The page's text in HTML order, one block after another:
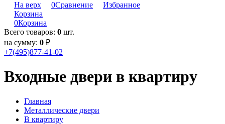
На верх
0Сравнение
Избранное
Корзина
0Корзина
Всего товаров: 0 шт.
на сумму: 0 ₽
+7(495)877-41-02
Входные двери в квартиру
Главная
Металлические двери
В квартиру